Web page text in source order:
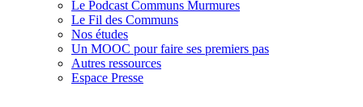
Le Podcast Communs Murmures
Le Fil des Communs
Nos études
Un MOOC pour faire ses premiers pas
Autres ressources
Espace Presse